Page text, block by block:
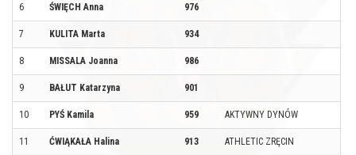
6 ŚWIĘCH Anna 976
7 KULITA Marta 934
8 MISSALA Joanna 986
9 BAŁUT Katarzyna 901
10 PYŚ Kamila 959 AKTYWNY DYNÓW
11 ĆWIĄKAŁA Halina 913 ATHLETIC ZRĘCIN